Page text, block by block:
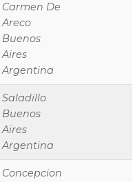
Carmen De
Areco
Buenos
Aires
Argentina
Saladillo
Buenos
Aires
Argentina
Concepcion